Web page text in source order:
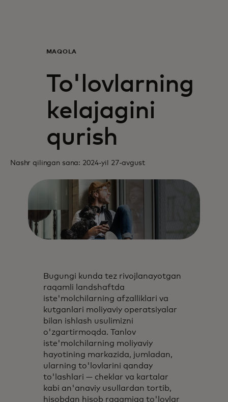
Biznes uchun
Butun dunyo uchun
Innovatorlar uchun
Yangiliklar va trendlar
MAQOLA
To'lovlarning
kelajagini
qurish
Nashr qilingan sana: 2024-yil 27-avgust
Bugungi kunda tez rivojlanayotgan
raqamli landshaftda
iste'molchilarning afzalliklari va
kutganlari moliyaviy operatsiyalar
bilan ishlash usulimizni
o'zgartirmoqda. Tanlov
iste'molchilarning moliyaviy
hayotining markazida, jumladan,
ularning to'lovlarini qanday
to'lashlari — cheklar va kartalar
kabi an'anaviy usullardan tortib,
hisobdan hisob raqamiga to'lovlar